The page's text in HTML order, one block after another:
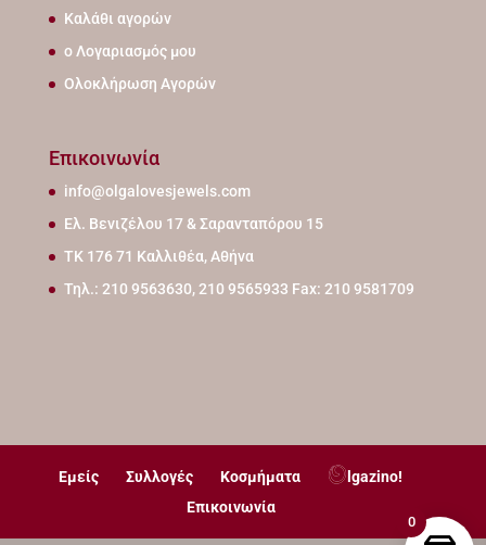
Καλάθι αγορών
ο Λογαριασμός μου
Ολοκλήρωση Αγορών
Επικοινωνία
info@olgalovesjewels.com
Ελ. Βενιζέλου 17 & Σαρανταπόρου 15
ΤΚ 176 71 Καλλιθέα, Αθήνα
Τηλ.: 210 9563630, 210 9565933 Fax: 210 9581709
Εμείς Συλλογές Κοσμήματα
lgazino!
Επικοινωνία
0